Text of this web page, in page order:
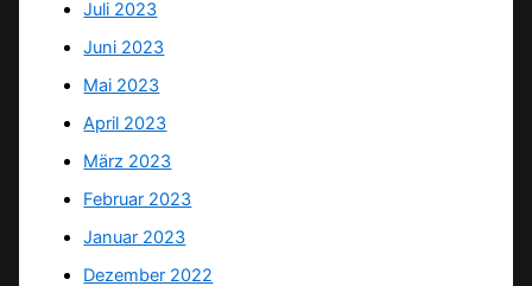
Juli 2023
Juni 2023
Mai 2023
April 2023
März 2023
Februar 2023
Januar 2023
Dezember 2022